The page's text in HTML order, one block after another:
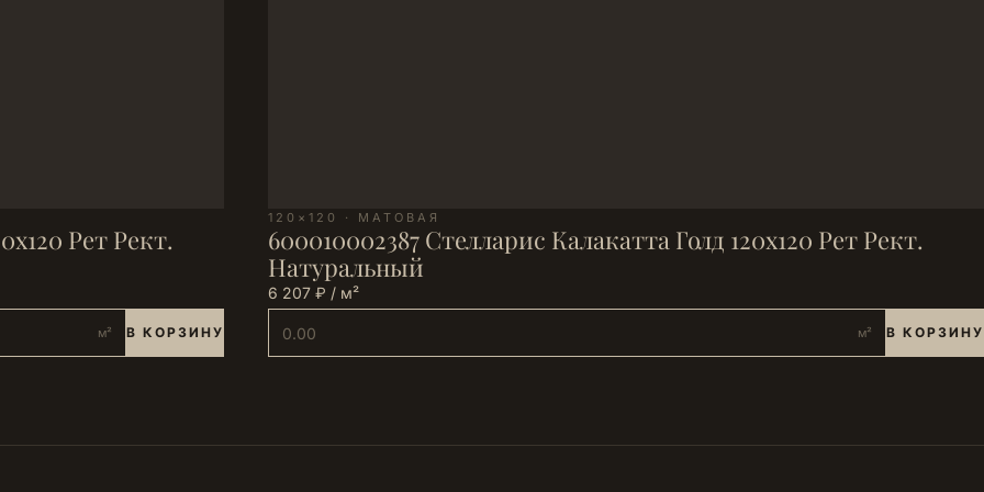
Рет Рект.
м² В КОРЗИНУ
120×120 · МАТОВАЯ
600010002387 Стелларис Калакатта Голд 120х120 Рет Рект.
Натуральный
6 207 ₽ / м²
м² В КОРЗИНУ